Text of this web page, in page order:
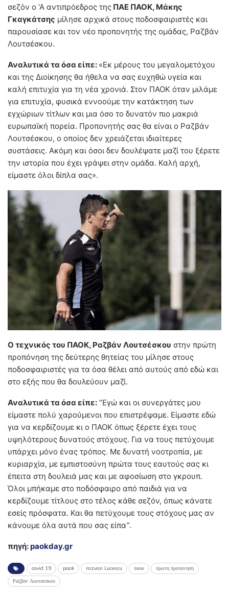
σεζόν ο ‘Α αντιπρόεδρος της ΠΑΕ ΠΑΟΚ, Μάκης
Γκαγκάτσης μίλησε αρχικά στους ποδοσφαιριστές και
παρουσίασε και τον νέο προπονητής της ομάδας, Ραζβάν
Λουτσέσκου.
Αναλυτικά τα όσα είπε: «Εκ μέρους του μεγαλομετόχου
και της Διοίκησης θα ήθελα να σας ευχηθώ υγεία και
καλή επιτυχία για τη νέα χρονιά. Στον ΠΑΟΚ όταν μιλάμε
για επιτυχία, φυσικά εννοούμε την κατάκτηση των
εγχώριων τίτλων και μια όσο το δυνατόν πιο μακριά
ευρωπαϊκή πορεία. Προπονητής σας θα είναι ο Ραζβάν
Λουτσέσκου, ο οποίος δεν χρειάζεται ιδιαίτερες
συστάσεις. Ακόμη και όσοι δεν δουλέψατε μαζί του ξέρετε
την ιστορία που έχει γράψει στην ομάδα. Καλή αρχή,
είμαστε όλοι δίπλα σας».
Ο τεχνικός του ΠΑΟΚ, Ραζβάν Λουτσέσκου στην πρώτη
προπόνηση της δεύτερης θητείας του μίλησε στους
ποδοσφαιριστές για τα όσα θέλει από αυτούς από εδώ και
στο εξής που θα δουλεύουν μαζί.
Αναλυτικά τα όσα είπε: “Εγώ και οι συνεργάτες μου
είμαστε πολύ χαρούμενοι που επιστρέψαμε. Είμαστε εδώ
για να κερδίζουμε κι ο ΠΑΟΚ όπως ξέρετε έχει τους
υψηλότερους δυνατούς στόχους. Για να τους πετύχουμε
υπάρχει μόνο ένας τρόπος. Με δυνατή νοοτροπία, με
κυριαρχία, με εμπιστοσύνη πρώτα τους εαυτούς σας κι
έπειτα στη δουλειά μας και με αφοσίωση στο γκρουπ.
Όλοι μπήκαμε στο ποδόσφαιρο από παιδιά για να
κερδίζουμε τίτλους στο τέλος κάθε σεζόν, όπως κάνατε
εσείς πρόσφατα. Και θα πετύχουμε τους στόχους μας αν
κάνουμε όλα αυτά που σας είπα”.
πηγή:paokday.gr
covid 19 paok razvan Lucescu παοκ πρωτη προπονηση
Ραζβαν Λουτσεσκου